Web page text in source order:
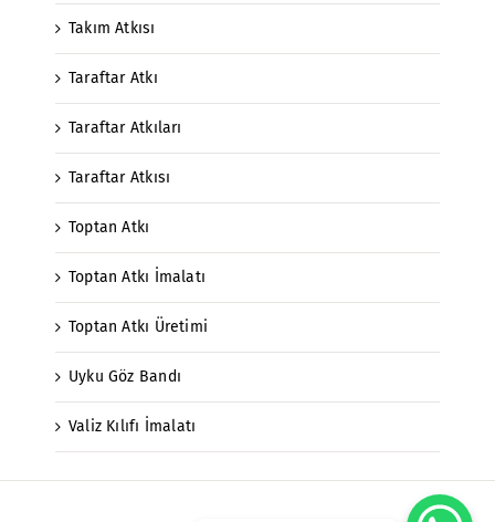
Takım Atkısı
Taraftar Atkı
Taraftar Atkıları
Taraftar Atkısı
Toptan Atkı
Toptan Atkı İmalatı
Toptan Atkı Üretimi
Uyku Göz Bandı
Valiz Kılıfı İmalatı